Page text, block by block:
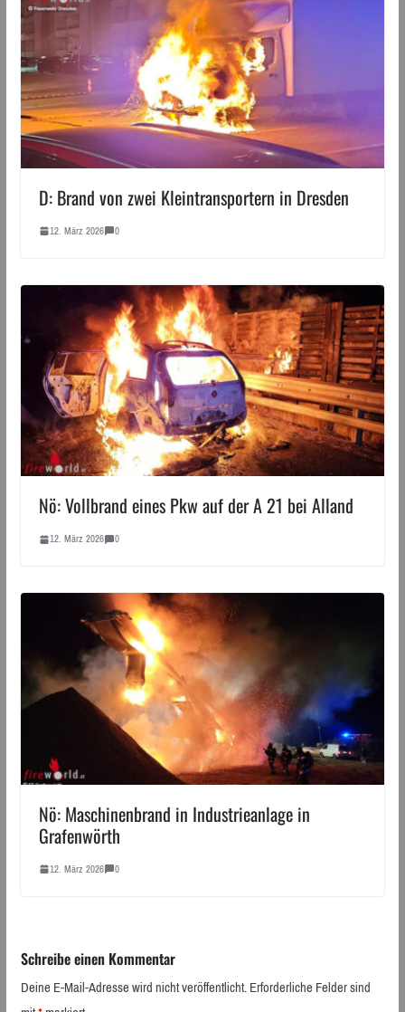
D: Brand von zwei Kleintransportern in Dresden
12. März 2026 0
Nö: Vollbrand eines Pkw auf der A 21 bei Alland
12. März 2026 0
Nö: Maschinenbrand in Industrieanlage in
Grafenwörth
12. März 2026 0
Schreibe einen Kommentar
Deine E-Mail-Adresse wird nicht veröffentlicht.Erforderliche Felder sind